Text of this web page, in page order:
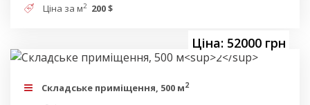
Ціна за м2 200 $
Ціна: 52000 грн
Складське приміщення, 500 м2